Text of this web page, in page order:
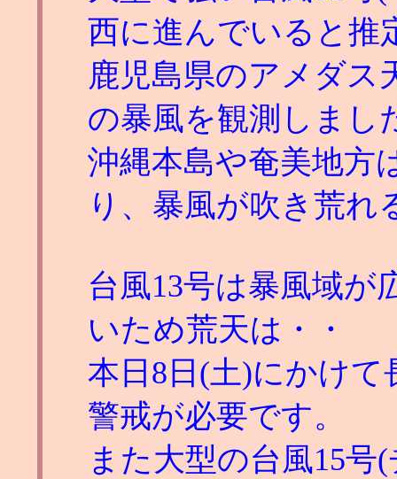
西に進んでいると推
鹿児島県のアメダス
の暴風を観測しまし
沖縄本島や奄美地方
り、暴風が吹き荒れ
台風13号は暴風域が
いため荒天は・・
本日8日(土)にかけ
警戒が必要です。
また大型の台風15